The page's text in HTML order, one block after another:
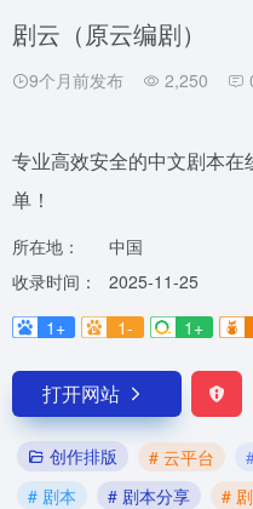
剧云（原云编剧）
9个月前发布 2,250
专业高效安全的中文剧本
单！
所在地：
中国
收录时间：
2025-11-25
1+
1- 1+
打开网站
创作排版 # 云平台
# 剧本
# 剧本分享 #